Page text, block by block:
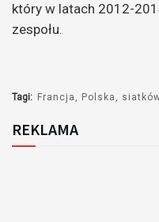
który w latach 2012-
zespołu.
Tagi: Francja Polska
REKLAMA